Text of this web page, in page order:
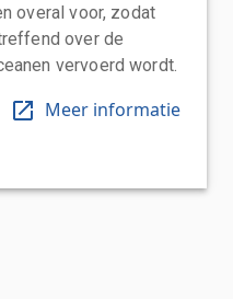
overal voor, zodat
over de
vervoerd wordt.
Meer informatie